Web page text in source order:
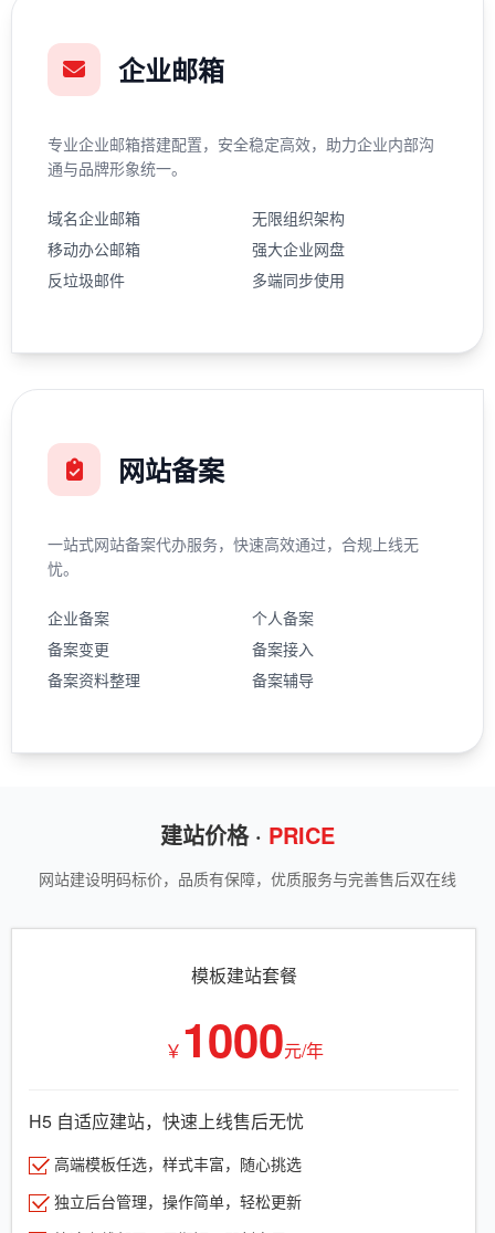
企业邮箱
专业企业邮箱搭建配置，安全稳定高效，助力企业内部沟
通与品牌形象统一。
域名企业邮箱
无限组织架构
移动办公邮箱
强大企业网盘
反垃圾邮件
多端同步使用
网站备案
一站式网站备案代办服务，快速高效通过，合规上线无
忧。
企业备案
个人备案
备案变更
备案接入
备案资料整理
备案辅导
建站价格 · PRICE
网站建设明码标价，品质有保障，优质服务与完善售后双在线
模板建站套餐
￥ 1000元/年
H5 自适应建站，快速上线售后无忧
高端模板任选，样式丰富，随心挑选
独立后台管理，操作简单，轻松更新